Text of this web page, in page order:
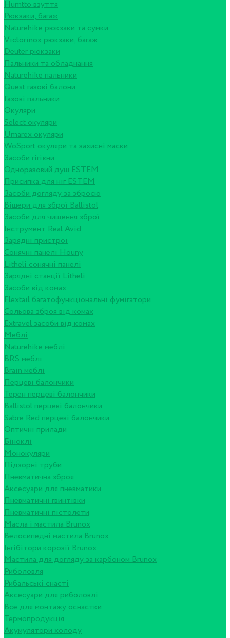
Humtto взуття
Рюкзаки, багаж
Naturehike рюкзаки та сумки
Victorinox рюкзаки, багаж
Deuter рюкзаки
Пальники та обладнання
Naturehike пальники
Quest газові балони
Газові пальники
Окуляри
Select окуляри
Umarex окуляри
WoSport окуляри та захисні маски
Засоби гігієни
Одноразовий душ ESTEM
Присипка для ніг ESTEM
Засоби догляду за зброєю
Вішери для зброї Ballistol
Засоби для чищення зброї
Інструмент Real Avid
Зарядні пристрої
Сонячні панелі Houny
Litheli сонячні панелі
Зарядні станції Litheli
Засоби від комах
Flextail багатофункціональні фумігатори
Сольова зброя від комах
Extravel засоби від комах
Меблі
Naturehike меблі
BRS меблі
Brain меблі
Перцеві балончики
Терен перцеві балончики
Ballistol перцеві балончики
Sabre Red перцеві балончики
Оптичні прилади
Біноклі
Монокуляри
Підзорні труби
Пневматична зброя
Аксесуари для пневматики
Пневматичні гвинтівки
Пневматичні пістолети
Масла і мастила Brunox
Велосипедні мастила Brunox
Інгібітори корозії Brunox
Мастила для догляду за карбоном Brunox
Риболовля
Рибальські снасті
Аксесуари для риболовлі
Все для монтажу оснастки
Термопродукція
Акумулятори холоду